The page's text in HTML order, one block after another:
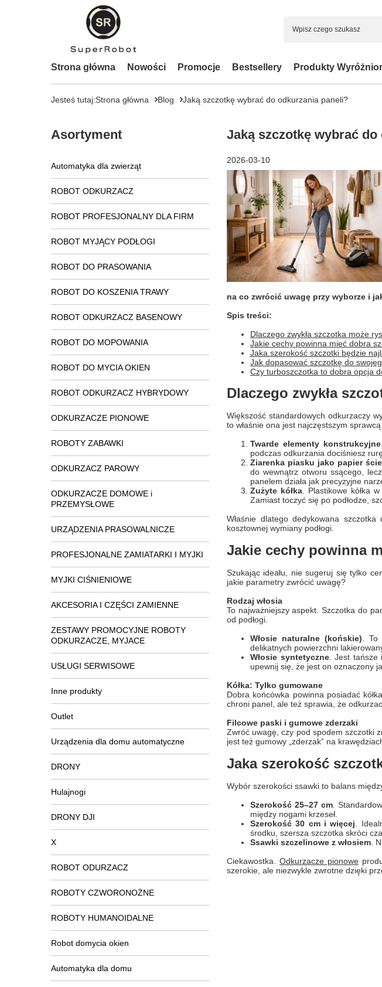
Strona główna Nowości Promocje Bestsellery Produkty
Jesteś tutaj:Strona główna Blog Jaką szczotkę wybrać do odkurzania paneli?
Asortyment
Automatyka dla zwierząt
ROBOT ODKURZACZ
ROBOT PROFESJONALNY DLA FIRM
ROBOT MYJĄCY PODŁOGI
ROBOT DO PRASOWANIA
ROBOT DO KOSZENIA TRAWY
ROBOT ODKURZACZ BASENOWY
ROBOT DO MOPOWANIA
ROBOT DO MYCIA OKIEN
ROBOT ODKURZACZ HYBRYDOWY
ODKURZACZE PIONOWE
ROBOTY ZABAWKI
ODKURZACZ PAROWY
ODKURZACZE DOMOWE i
PRZEMYSŁOWE
URZĄDZENIA PRASOWALNICZE
PROFESJONALNE ZAMIATARKI I MYJKI
MYJKI CIŚNIENIOWE
AKCESORIA I CZĘŚCI ZAMIENNE
ZESTAWY PROMOCYJNE ROBOTY
ODKURZACZE, MYJACE
USŁUGI SERWISOWE
Inne produkty
Outlet
Urządzenia dla domu automatyczne
DRONY
Hulajnogi
DRONY DJI
X
ROBOT ODURZACZ
ROBOTY CZWORONOŻNE
ROBOTY HUMANOIDALNE
Robot domycia okien
Automatyka dla domu
Jaką szczotkę wybrać
2026-03-10
na co zwrócić uwagę przy wyborze i
Spis treści:
Dlaczego zwykła szczotka może
Jakie cechy powinna mieć dobra
Jaka szerokość szczotki będzie
Jak dopasować szczotkę do
Czy turboszczotka to dobra opcja
Dlaczego zwykła
Większość standardowych odkurzaczy
to właśnie ona jest najczęstszym
Twarde elementy konstrukcyjne
podczas odkurzania dociśniesz
Ziarenka piasku jako papier
do wewnątrz otworu ssącego,
panelem działa jak precyzyjne
Zużyte kółka . Plastikowe kółka
Zamiast toczyć się po podłodze,
Właśnie dlatego dedykowana
kosztownej wymiany podłogi.
Jakie cechy powinna
Szukając ideału, nie sugeruj się tylko
jakie parametry zwrócić uwagę?
Rodzaj włosia
To najważniejszy aspekt. Szczotka do
od podłogi.
Włosie naturalne (końskie) .
delikatnych powierzchni
Włosie syntetyczne. Jest tańsze
upewnij się, że jest on oznaczony
Kółka: Tylko gumowane
Dobra końcówka powinna posiadać
chroni panel, ale też sprawia, że
Filcowe paski i gumowe zderzaki
Zwróć uwagę, czy pod spodem szczotki
jest też gumowy „zderzak” na
Jaka szerokość
Wybór szerokości ssawki to balans
Szerokość 25–27 cm .
między nogami krzeseł.
Szerokość 30 cm i więcej .
środku, szersza szczotka skróci
Ssawki szczelinowe z włosiem .
Ciekawostka. Odkurzacze pionowe
szerokie, ale niezwykle zwrotne dzięki